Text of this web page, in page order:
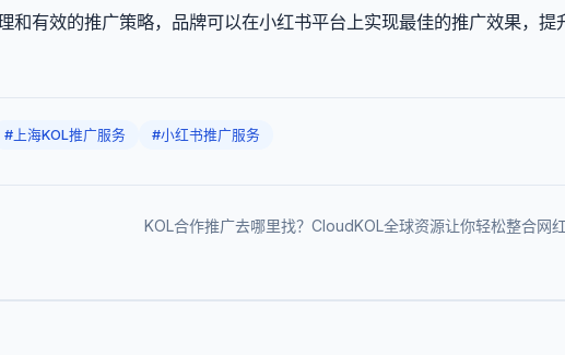
和有效的推广策略，品牌可以在小红书平台上实现最佳的推广效果，提
#上海KOL推广服务 #小红书推广服务
KOL合作推广去哪里找？CloudKOL全球资源让你轻松整合网